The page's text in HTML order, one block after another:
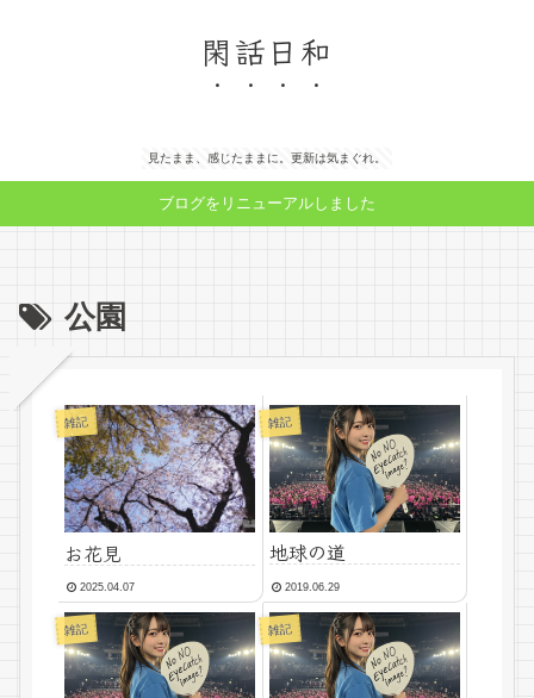
閑話日和
見たまま、感じたままに。更新は気まぐれ。
ブログをリニューアルしました
公園
雑記
お花見
2025.04.07
雑記
地球の道
2019.06.29
雑記 雑記